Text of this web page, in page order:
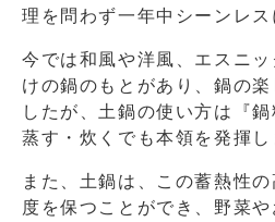
理を問わず一年中シーンレス
今では和風や洋風、エスニ
けの鍋のもとがあり、鍋の
したが、土鍋の使い方は『鍋
蒸す・炊くでも本領を発揮し
また、土鍋は、この蓄熱性
度を保つことができ、野菜